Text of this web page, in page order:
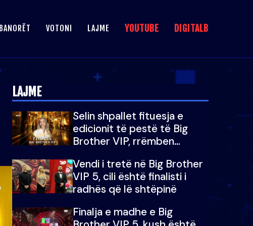
BANORËT VOTONI LAJME YOUTUBE DIGITALB
LAJME
Selin shpallet fituesja e
edicionit të pestë të Big
Brother VIP, rrëmben
mijë eurosh
Vendi i tretë në Big Brother
VIP 5, cili është finalisti i
radhës që lë shtëpinë
Finalja e madhe e Big